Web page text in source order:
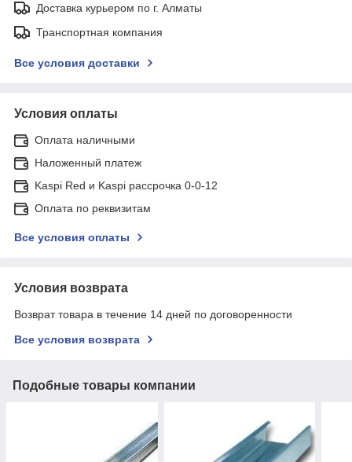
Доставка курьером по г. Алматы
Транспортная компания
Все условия доставки
Условия оплаты
Оплата наличными
Наложенный платеж
Kaspi Red и Kaspi рассрочка 0-0-12
Оплата по реквизитам
Все условия оплаты
Условия возврата
Возврат товара в течение 14 дней по договоренности
Все условия возврата
Подобные товары компании